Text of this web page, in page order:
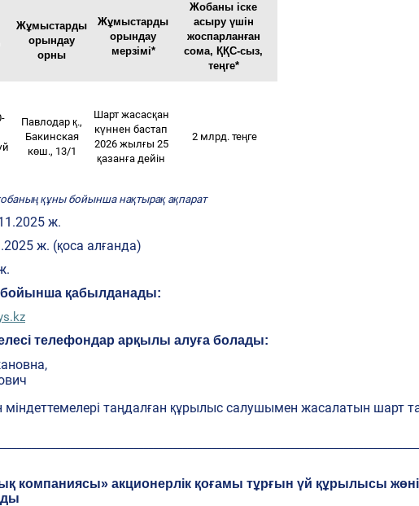
Жұмыстарды
орындау
орны
Жұмыстарды
орындау
мерзімі*
Жобаны іске
асыру үшін
жоспарланған
сома, ҚҚС-сыз,
теңге*
Павлодар қ.,
Бакинская
көш., 13/1
Шарт жасасқан
күннен бастап
2026 жылғы 25
қазанға дейін
2 млрд. теңге
құны бойынша нақтырақ ақпарат
ж.
ж. (қоса алғанда)
бойынша қабылданады:
телефондар арқылы алуға болады:
таңдалған құрылыс салушымен жасалатын шарт
компаниясы» акционерлік қоғамы тұрғын үй құрылысы